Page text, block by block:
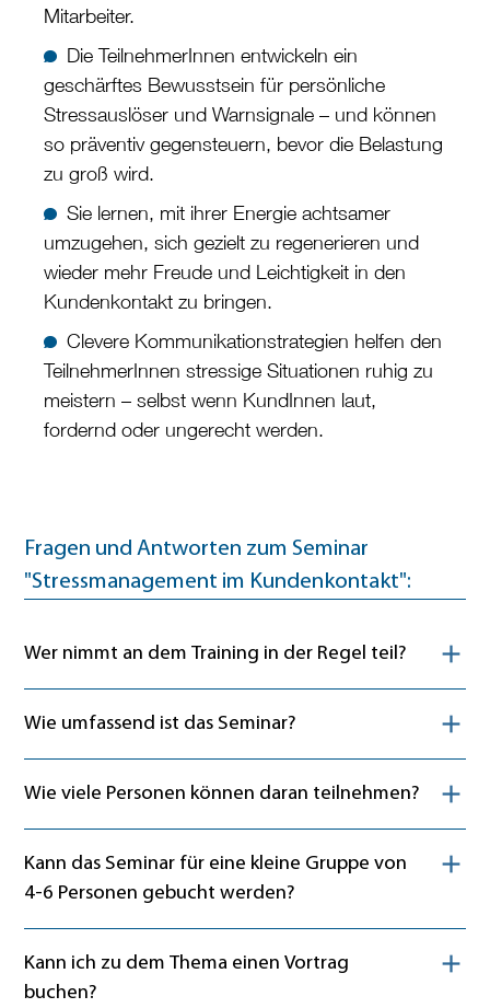
Mitarbeiter.
Die TeilnehmerInnen entwickeln ein
geschärftes Bewusstsein für persönliche
Stressauslöser und Warnsignale – und können
so präventiv gegensteuern, bevor die Belastung
zu groß wird.
Sie lernen, mit ihrer Energie achtsamer
umzugehen, sich gezielt zu regenerieren und
wieder mehr Freude und Leichtigkeit in den
Kundenkontakt zu bringen.
Clevere Kommunikationstrategien helfen den
TeilnehmerInnen stressige Situationen ruhig zu
meistern – selbst wenn KundInnen laut,
fordernd oder ungerecht werden.
Fragen und Antworten zum Seminar
"Stressmanagement im Kundenkontakt":
Wer nimmt an dem Training in der Regel teil?
Wie umfassend ist das Seminar?
Wie viele Personen können daran teilnehmen?
Kann das Seminar für eine kleine Gruppe von
4-6 Personen gebucht werden?
Kann ich zu dem Thema einen Vortrag
buchen?